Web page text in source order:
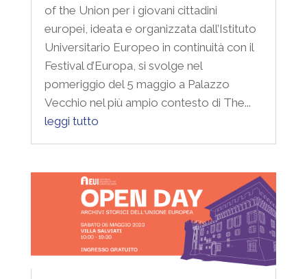
of the Union per i giovani cittadini
europei, ideata e organizzata dall’Istituto
Universitario Europeo in continuità con il
Festival d’Europa, si svolge nel
pomeriggio del 5 maggio a Palazzo
Vecchio nel più ampio contesto di The...
leggi tutto